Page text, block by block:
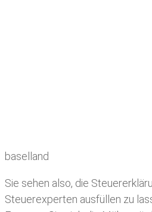
baselland
Sie sehen also, die
Steuerexperten ausfüllen zu